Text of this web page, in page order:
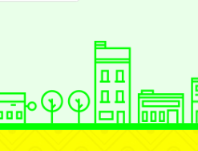
報名參